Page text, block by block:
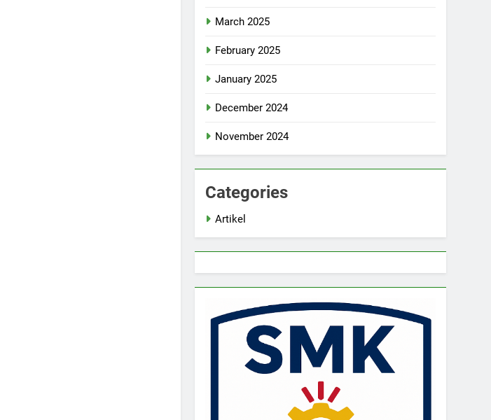
March 2025
February 2025
January 2025
December 2024
November 2024
Categories
Artikel